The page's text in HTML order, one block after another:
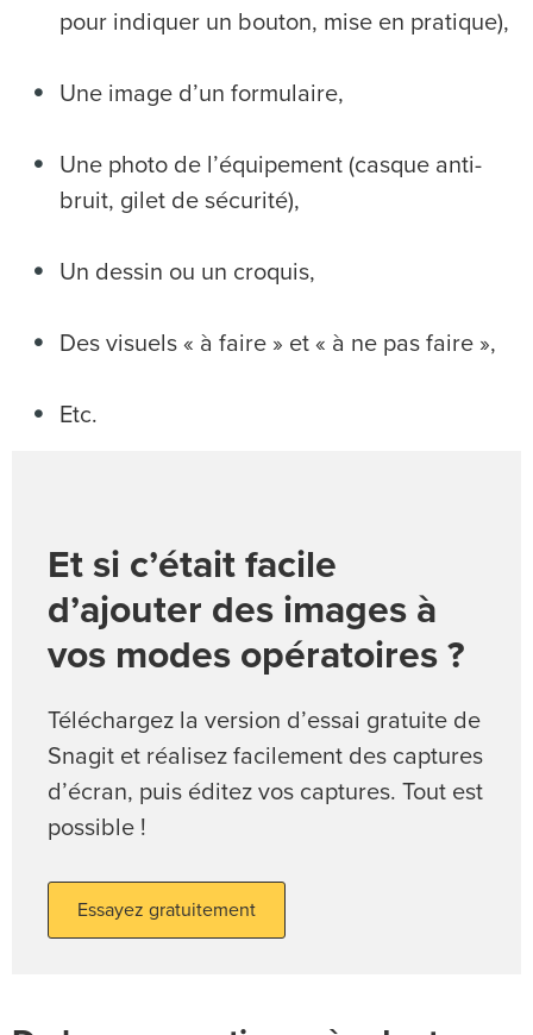
pour indiquer un bouton, mise en pratique),
Une image d’un formulaire,
Une photo de l’équipement (casque anti-
bruit, gilet de sécurité),
Un dessin ou un croquis,
Des visuels « à faire » et « à ne pas faire »,
Etc.
Et si c’était facile
d’ajouter des images à
vos modes opératoires ?
Téléchargez la version d’essai gratuite de
Snagit et réalisez facilement des captures
d’écran, puis éditez vos captures. Tout est
possible !
Essayez gratuitement